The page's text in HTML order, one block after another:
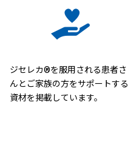
ジセレカ®を服用される患者さ
んとご家族の方をサポートする
資材を掲載しています。